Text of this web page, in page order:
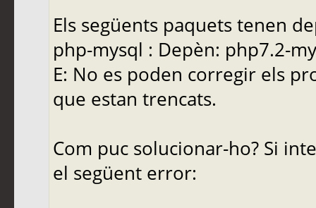
Els següents paquets tenen
php-mysql : Depèn: php7.2-
E: No es poden corregir els
que estan trencats.
Com puc solucionar-ho? Si
el següent error: